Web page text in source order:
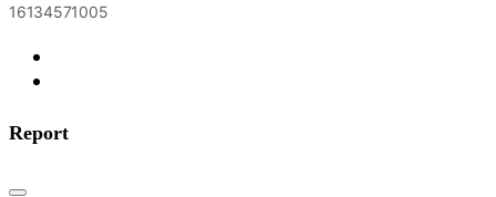
16134571005
Report